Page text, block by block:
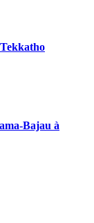
Bajau à